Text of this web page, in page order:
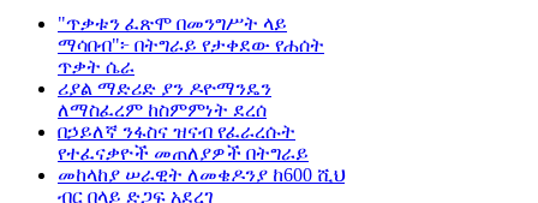
"ጥቃቱን ፈጽሞ በመንግሥት ላይ
ማሳበብ"፦ በትግራይ የታቀደው የሐሰት
ጥቃት ሴራ
ሪያል ማድሪድ ያን ዶዮማንዴን
ለማስፈረም ከስምምነት ደረሰ
በኃይለኛ ንፋስና ዝናብ የፈራረሱት
የተፈናቃዮች መጠለያዎች በትግራይ
መከላከያ ሠራዊት ለመቄዶንያ ከ600 ሺህ
ብር በላይ ድጋፍ አደረገ